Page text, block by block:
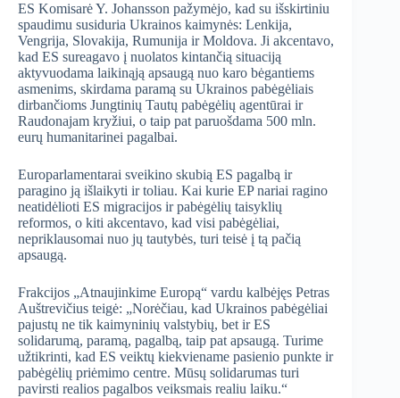
ES Komisarė Y. Johansson pažymėjo, kad su išskirtiniu
spaudimu susiduria Ukrainos kaimynės: Lenkija,
Vengrija, Slovakija, Rumunija ir Moldova. Ji akcentavo,
kad ES sureagavo į nuolatos kintančią situaciją
aktyvuodama laikinąją apsaugą nuo karo bėgantiems
asmenims, skirdama paramą su Ukrainos pabėgėliais
dirbančioms Jungtinių Tautų pabėgėlių agentūrai ir
Raudonajam kryžiui, o taip pat paruošdama 500 mln.
eurų humanitarinei pagalbai.
Europarlamentarai sveikino skubią ES pagalbą ir
paragino ją išlaikyti ir toliau. Kai kurie EP nariai ragino
neatidėlioti ES migracijos ir pabėgėlių taisyklių
reformos, o kiti akcentavo, kad visi pabėgėliai,
nepriklausomai nuo jų tautybės, turi teisė į tą pačią
apsaugą.
Frakcijos „Atnaujinkime Europą“ vardu kalbėjęs Petras
Auštrevičius teigė: „Norėčiau, kad Ukrainos pabėgėliai
pajustų ne tik kaimyninių valstybių, bet ir ES
solidarumą, paramą, pagalbą, taip pat apsaugą. Turime
užtikrinti, kad ES veiktų kiekviename pasienio punkte ir
pabėgėlių priėmimo centre. Mūsų solidarumas turi
pavirsti realios pagalbos veiksmais realiu laiku.“